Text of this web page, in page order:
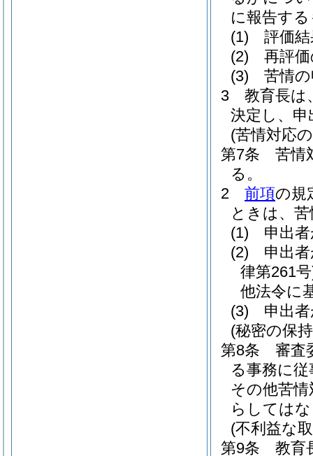
に報告す
(1)
評価
(2)
再評
(3)
苦情
3
教育長は
決定し、
(苦情対応
第7条
苦情
る。
2
前項の規
ときは、
(1)
申出
(2)
申出
律第261
他法令に
(3)
申出
(秘密の保
第8条
審査
る事務に
その他苦
らしては
(不利益な
第9条
教育